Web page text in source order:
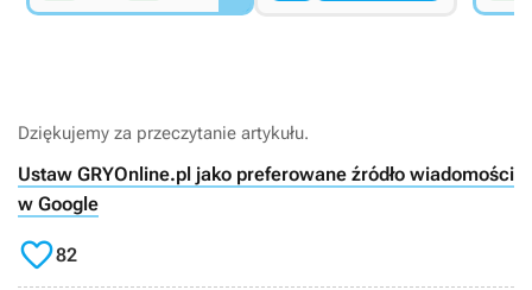
Dziękujemy za przeczytanie artykułu.
Ustaw GRYOnline.pl jako preferowane źródło wiadomości
w Google
82